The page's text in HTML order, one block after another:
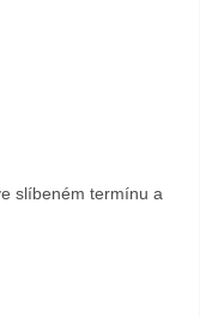
5 hvězdiček.
5 hvězdiček.
slíbeném termínu a
5 hvězdiček.